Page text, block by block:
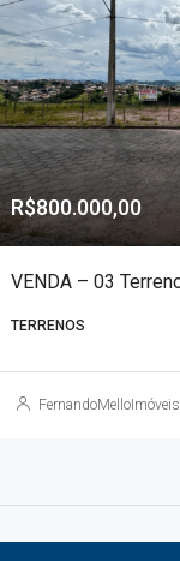
R$800.000,00
TERRENOS
FernandoMelloImóveis